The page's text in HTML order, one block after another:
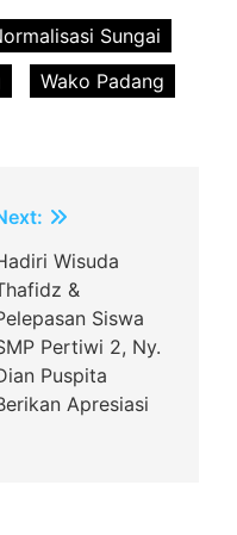
Sungai
Wako Padang
Wisuda
&
Siswa
Pertiwi 2, Ny.
Puspita
Apresiasi